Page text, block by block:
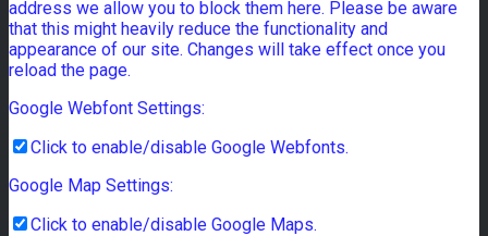
address we allow you to block them here. Please be aware
that this might heavily reduce the functionality and
appearance of our site. Changes will take effect once you
reload the page.
Google Webfont Settings:
Click to enable/disable Google Webfonts.
Google Map Settings:
Click to enable/disable Google Maps.